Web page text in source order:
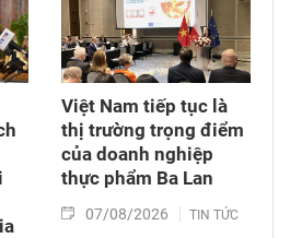
phỏng vấn phóng viên
nhân dịp này, cựu Đại sứ
Andrew Goledzinowski
của Tổng Bí thư, Chủ
Australia không chỉ
về chính trị mà còn
lực mới để hiện thực
khuôn khổ Đối tác
mở ra thêm cơ hội hợp
Việt Nam tiếp tục là
thị trường trọng điểm
của doanh nghiệp
thực phẩm Ba Lan
07/08/2026 TIN TỨC